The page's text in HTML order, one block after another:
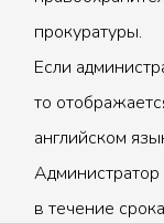
прокуратуры.
Если
то
английском
в течение